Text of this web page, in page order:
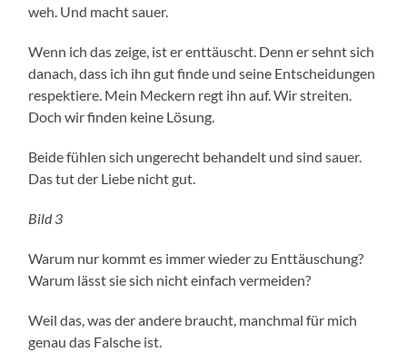
weh. Und macht sauer.
Wenn ich das zeige, ist er enttäuscht. Denn er sehnt sich
danach, dass ich ihn gut finde und seine Entscheidungen
respektiere. Mein Meckern regt ihn auf. Wir streiten.
Doch wir finden keine Lösung.
Beide fühlen sich ungerecht behandelt und sind sauer.
Das tut der Liebe nicht gut.
Bild 3
Warum nur kommt es immer wieder zu Enttäuschung?
Warum lässt sie sich nicht einfach vermeiden?
Weil das, was der andere braucht, manchmal für mich
genau das Falsche ist.